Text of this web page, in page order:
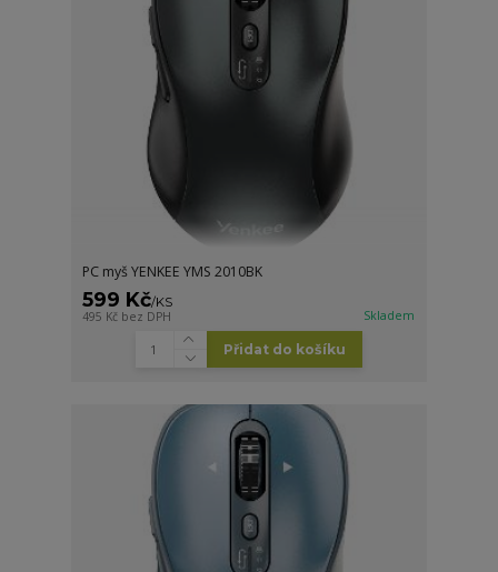
PC myš YENKEE YMS 2010BK
599 Kč/KS
495 Kč bez DPH Skladem
Přidat do košíku